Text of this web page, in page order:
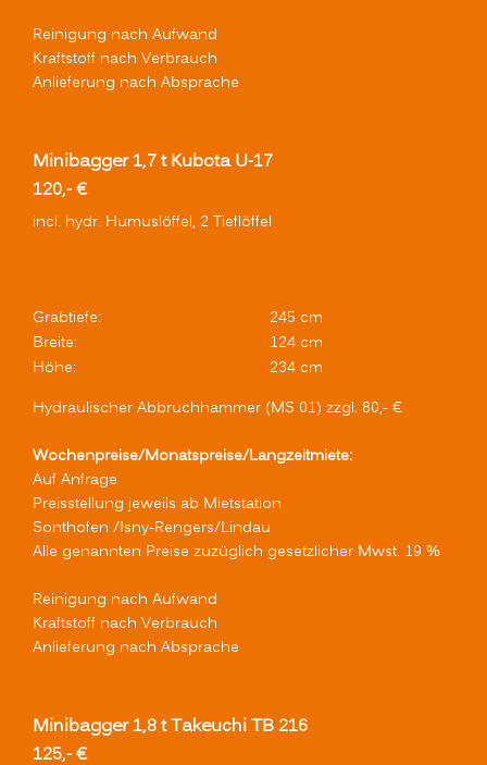
Reinigung nach Aufwand
Kraftstoff nach Verbrauch
Anlieferung nach Absprache
Minibagger 1,7 t Kubota U-17
120,- €
incl. hydr. Humuslöffel, 2 Tieflöffel
Grabtiefe:
245 cm
Breite:
124 cm
Höhe:
234 cm
Hydraulischer Abbruchhammer (MS 01) zzgl. 80,- €
Wochenpreise/Monatspreise/Langzeitmiete:
Auf Anfrage
Preisstellung jeweils ab Mietstation
Sonthofen /Isny-Rengers/Lindau
Alle genannten Preise zuzüglich gesetzlicher Mwst. 19 %
Reinigung nach Aufwand
Kraftstoff nach Verbrauch
Anlieferung nach Absprache
Minibagger 1,8 t Takeuchi TB 216
125,- €